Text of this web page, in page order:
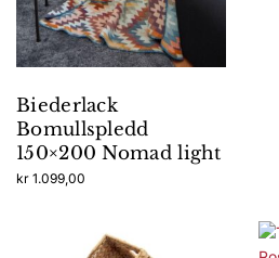
Biederlack
Bomullspledd
150×200 Nomad light
kr 1.099,00